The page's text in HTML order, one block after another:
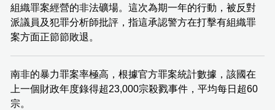
組織罪案經營的非法礦場。這次為期一年的行動，被反對
派議員及犯罪分析師批評，指這承認警方在打擊有組織罪
案方面正節節敗退。
南非的暴力罪案率極高，根據官方罪案統計數據，該國在
上一個財政年度錄得超23,000宗殺戮事件，平均每日超60
宗。